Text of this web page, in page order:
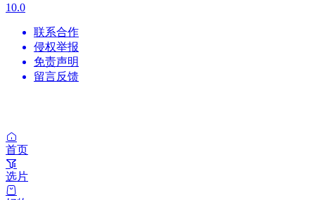
10.0
联系合作
侵权举报
免责声明
留言反馈
首页
选片